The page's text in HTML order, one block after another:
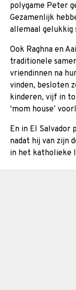
polygame Peter
Gezamenlijk
allemaal gelukkig
Ook Raghna en
traditionele
vriendinnen na
vinden, besloten
kinderen, vijf in
‘mom house’
En in El Salvador
nadat hij van zijn
in het katholieke